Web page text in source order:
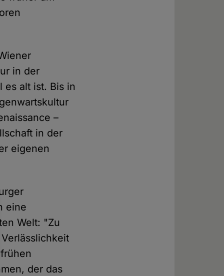
in der
es alt ist. Bis in
–
in der
eigenen
eine
Welt: "Zu
der das